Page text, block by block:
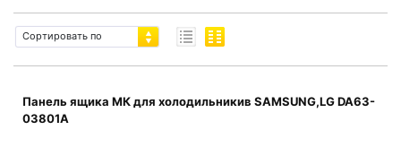
Сортировать по
Панель ящика МК для холодильникив SAMSUNG,LG DA63-
03801A